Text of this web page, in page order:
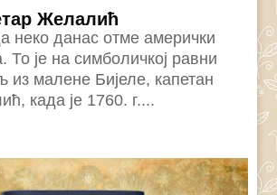
Желалић
неко данас отме амерички
То је на симболичкој равни
из малене Бијеле, капетан
када је 1760. г....